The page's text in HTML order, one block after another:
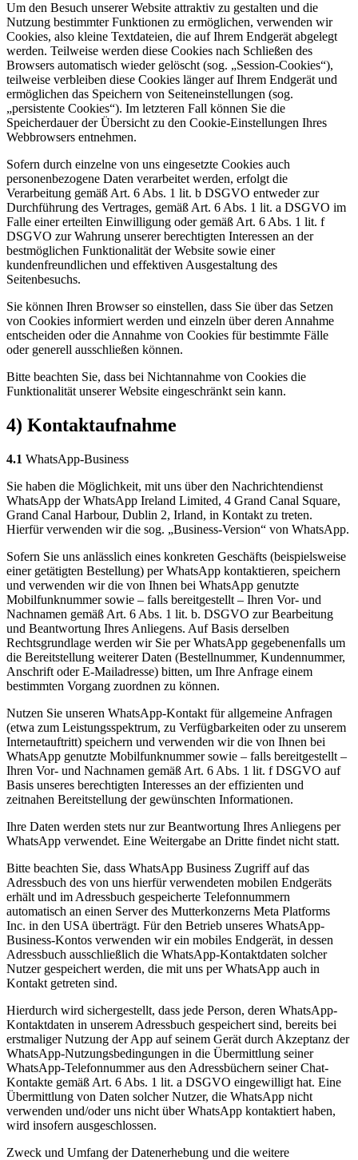
Um den Besuch unserer Website attraktiv zu gestalten und die
Nutzung bestimmter Funktionen zu ermöglichen, verwenden wir
Cookies, also kleine Textdateien, die auf Ihrem Endgerät abgelegt
werden. Teilweise werden diese Cookies nach Schließen des
Browsers automatisch wieder gelöscht (sog. „Session-Cookies“),
teilweise verbleiben diese Cookies länger auf Ihrem Endgerät und
ermöglichen das Speichern von Seiteneinstellungen (sog.
„persistente Cookies“). Im letzteren Fall können Sie die
Speicherdauer der Übersicht zu den Cookie-Einstellungen Ihres
Webbrowsers entnehmen.
Sofern durch einzelne von uns eingesetzte Cookies auch
personenbezogene Daten verarbeitet werden, erfolgt die
Verarbeitung gemäß Art. 6 Abs. 1 lit. b DSGVO entweder zur
Durchführung des Vertrages, gemäß Art. 6 Abs. 1 lit. a DSGVO im
Falle einer erteilten Einwilligung oder gemäß Art. 6 Abs. 1 lit. f
DSGVO zur Wahrung unserer berechtigten Interessen an der
bestmöglichen Funktionalität der Website sowie einer
kundenfreundlichen und effektiven Ausgestaltung des
Seitenbesuchs.
Sie können Ihren Browser so einstellen, dass Sie über das Setzen
von Cookies informiert werden und einzeln über deren Annahme
entscheiden oder die Annahme von Cookies für bestimmte Fälle
oder generell ausschließen können.
Bitte beachten Sie, dass bei Nichtannahme von Cookies die
Funktionalität unserer Website eingeschränkt sein kann.
4) Kontaktaufnahme
4.1 WhatsApp-Business
Sie haben die Möglichkeit, mit uns über den Nachrichtendienst
WhatsApp der WhatsApp Ireland Limited, 4 Grand Canal Square,
Grand Canal Harbour, Dublin 2, Irland, in Kontakt zu treten.
Hierfür verwenden wir die sog. „Business-Version“ von WhatsApp.
Sofern Sie uns anlässlich eines konkreten Geschäfts (beispielsweise
einer getätigten Bestellung) per WhatsApp kontaktieren, speichern
und verwenden wir die von Ihnen bei WhatsApp genutzte
Mobilfunknummer sowie – falls bereitgestellt – Ihren Vor- und
Nachnamen gemäß Art. 6 Abs. 1 lit. b. DSGVO zur Bearbeitung
und Beantwortung Ihres Anliegens. Auf Basis derselben
Rechtsgrundlage werden wir Sie per WhatsApp gegebenenfalls um
die Bereitstellung weiterer Daten (Bestellnummer, Kundennummer,
Anschrift oder E-Mailadresse) bitten, um Ihre Anfrage einem
bestimmten Vorgang zuordnen zu können.
Nutzen Sie unseren WhatsApp-Kontakt für allgemeine Anfragen
(etwa zum Leistungsspektrum, zu Verfügbarkeiten oder zu unserem
Internetauftritt) speichern und verwenden wir die von Ihnen bei
WhatsApp genutzte Mobilfunknummer sowie – falls bereitgestellt –
Ihren Vor- und Nachnamen gemäß Art. 6 Abs. 1 lit. f DSGVO auf
Basis unseres berechtigten Interesses an der effizienten und
zeitnahen Bereitstellung der gewünschten Informationen.
Ihre Daten werden stets nur zur Beantwortung Ihres Anliegens per
WhatsApp verwendet. Eine Weitergabe an Dritte findet nicht statt.
Bitte beachten Sie, dass WhatsApp Business Zugriff auf das
Adressbuch des von uns hierfür verwendeten mobilen Endgeräts
erhält und im Adressbuch gespeicherte Telefonnummern
automatisch an einen Server des Mutterkonzerns Meta Platforms
Inc. in den USA überträgt. Für den Betrieb unseres WhatsApp-
Business-Kontos verwenden wir ein mobiles Endgerät, in dessen
Adressbuch ausschließlich die WhatsApp-Kontaktdaten solcher
Nutzer gespeichert werden, die mit uns per WhatsApp auch in
Kontakt getreten sind.
Hierdurch wird sichergestellt, dass jede Person, deren WhatsApp-
Kontaktdaten in unserem Adressbuch gespeichert sind, bereits bei
erstmaliger Nutzung der App auf seinem Gerät durch Akzeptanz der
WhatsApp-Nutzungsbedingungen in die Übermittlung seiner
WhatsApp-Telefonnummer aus den Adressbüchern seiner Chat-
Kontakte gemäß Art. 6 Abs. 1 lit. a DSGVO eingewilligt hat. Eine
Übermittlung von Daten solcher Nutzer, die WhatsApp nicht
verwenden und/oder uns nicht über WhatsApp kontaktiert haben,
wird insofern ausgeschlossen.
Zweck und Umfang der Datenerhebung und die weitere